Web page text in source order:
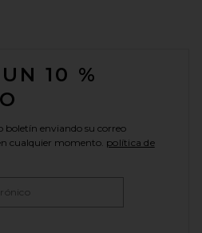
10 %
boletín enviando su correo
cualquier momento. política de